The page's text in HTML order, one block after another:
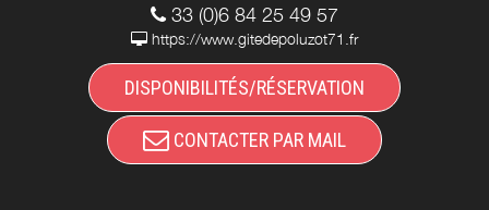
33 (0)6 84 25 49 57
https://www.gitedepoluzot71.fr
DISPONIBILITÉS/RÉSERVATION
CONTACTER PAR MAIL